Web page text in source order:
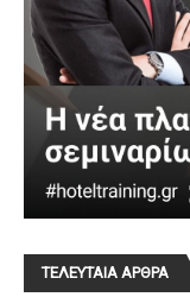
ΤΕΛΕΥΤΑΙΑ ΑΡΘΡΑ